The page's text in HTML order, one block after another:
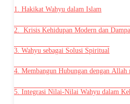
1. Hakikat Wahyu dalam Islam
2. Krisis Kehidupan Modern dan
3. Wahyu sebagai Solusi Spiritual
4. Membangun Hubungan dengan Allah
5. Integrasi Nilai-Nilai Wahyu dalam